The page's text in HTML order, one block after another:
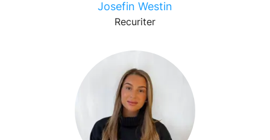
Josefin Westin
Recuriter